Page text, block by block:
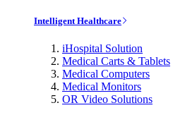
Intelligent Healthcare
iHospital Solution
Medical Carts & Tablets
Medical Computers
Medical Monitors
OR Video Solutions